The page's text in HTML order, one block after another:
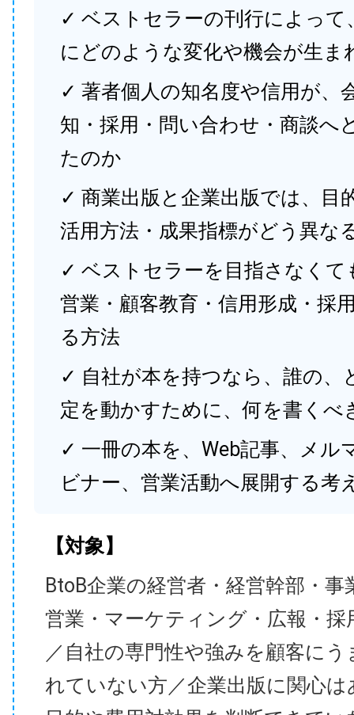
✓ ベストセラーの刊行によって
にどのような変化や機会が生ま
✓ 著者個人の知名度や信用が、
知・採用・問い合わせ・商談へ
たのか
✓ 商業出版と企業出版では、目
活用方法・成果指標がどう異な
✓ ベストセラーを目指さなくて
営業・顧客教育・信用形成・採
る方法
✓ 自社が本を持つなら、誰の、
定を動かすために、何を書くべ
✓ 一冊の本を、Web記事、メル
ビナー、営業活動へ展開する考
【対象】
BtoB企業の経営者・経営幹部・事
営業・マーケティング・広報・採
／自社の専門性や強みを顧客に
れていない方／企業出版に関心